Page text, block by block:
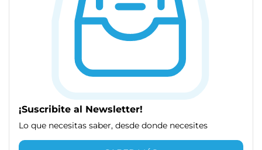
¡Suscribite al Newsletter!
Lo que necesitas saber, desde donde necesites